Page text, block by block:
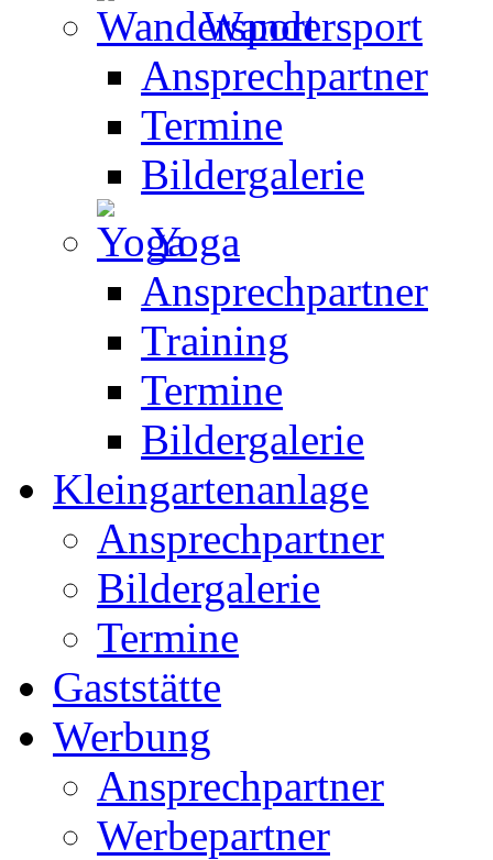
Wandersport
Ansprechpartner
Termine
Bildergalerie
Yoga
Ansprechpartner
Training
Termine
Bildergalerie
Kleingartenanlage
Ansprechpartner
Bildergalerie
Termine
Gaststätte
Werbung
Ansprechpartner
Werbepartner